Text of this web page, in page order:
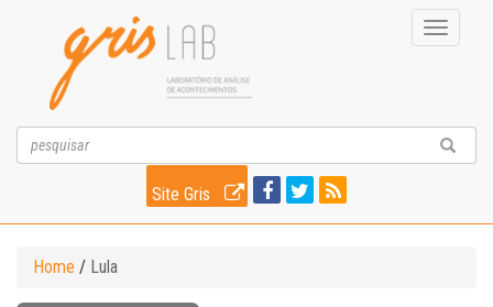
Toggle
Site Gris
Home / Lula